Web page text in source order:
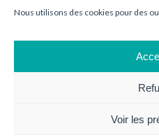
Nous utilisons des cookies pour des
Voir les
06 26 32 09 95